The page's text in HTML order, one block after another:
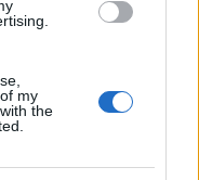
my
the